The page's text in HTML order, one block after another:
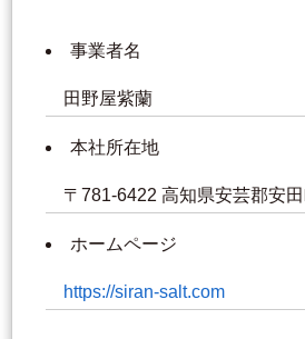
事業者名
田野屋紫蘭
本社所在地
〒781-6422 高知県安芸郡安
ホームページ
https://siran-salt.com